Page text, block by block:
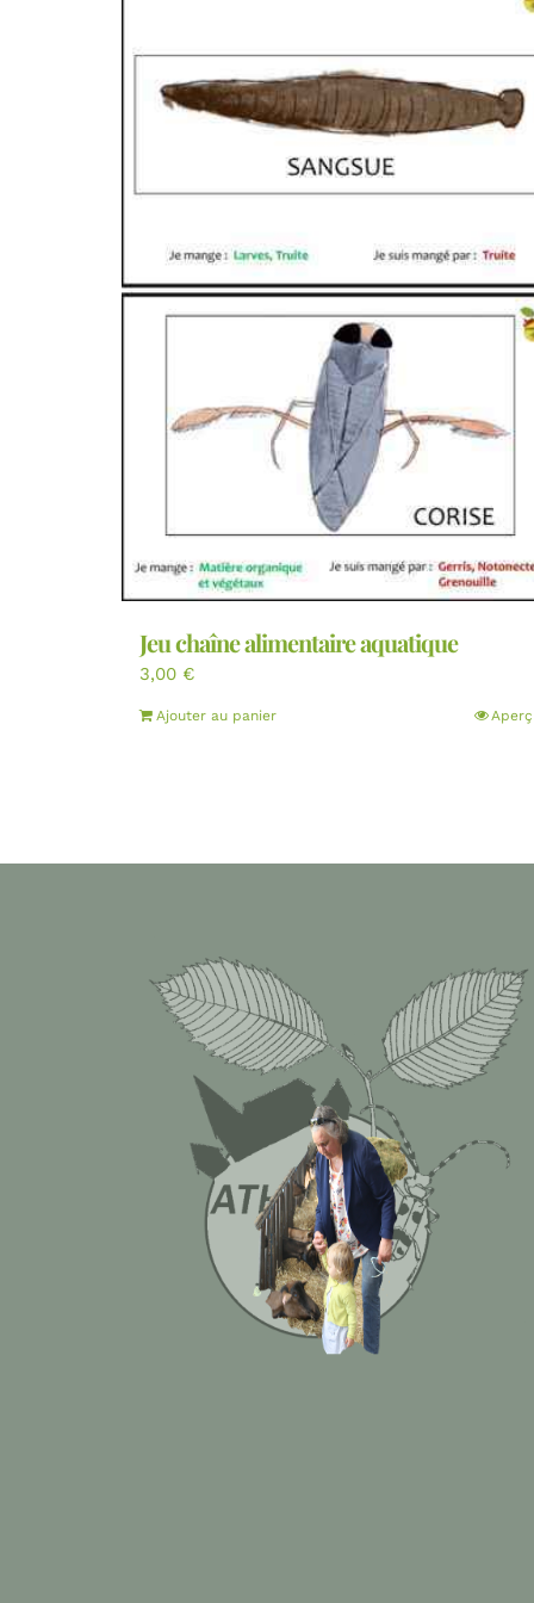
Jeu chaîne alimentaire aquatique
3,00 €
Ajouter au panier